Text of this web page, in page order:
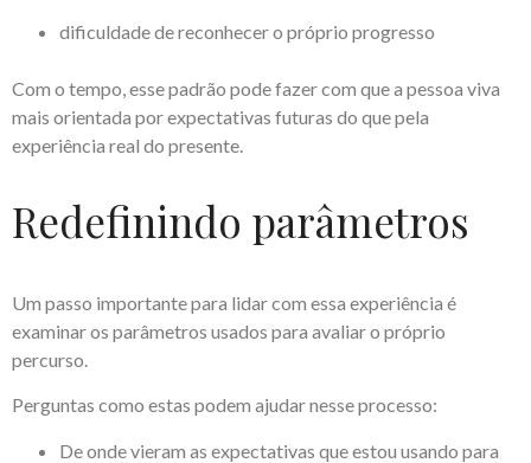
dificuldade de reconhecer o próprio progresso
Com o tempo, esse padrão pode fazer com que a pessoa viva
mais orientada por expectativas futuras do que pela
experiência real do presente.
Redefinindo parâmetros
Um passo importante para lidar com essa experiência é
examinar os parâmetros usados para avaliar o próprio
percurso.
Perguntas como estas podem ajudar nesse processo:
De onde vieram as expectativas que estou usando para